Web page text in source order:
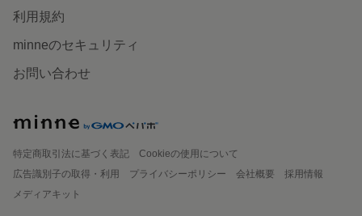
利用規約
minneのセキュリティ
お問い合わせ
特定商取引法に基づく表記
Cookieの使用について
広告識別子の取得・利用
プライバシーポリシー 会社概要
採用情報
メディアキット